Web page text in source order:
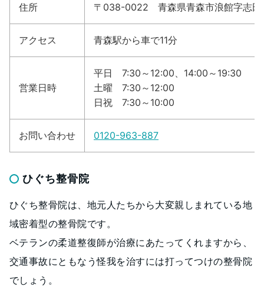
住所 〒038-0022 青森県青森市浪館字志田
アクセス 青森駅から車で11分
営業日時
平日 7:30～12:00、14:00～19:30
土曜 7:30～12:00
日祝 7:30～10:00
お問い合わせ 0120-963-887
ひぐち整骨院
ひぐち整骨院は、地元人たちから大変親しまれている地
域密着型の整骨院です。
ベテランの柔道整復師が治療にあたってくれますから、
交通事故にともなう怪我を治すには打ってつけの整骨院
でしょう。